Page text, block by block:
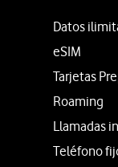
Datos
eSIM
Tarjetas
Roaming
Llamadas
Teléfono